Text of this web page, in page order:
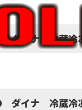
ダイナ 冷蔵冷
ダイナ 冷蔵冷